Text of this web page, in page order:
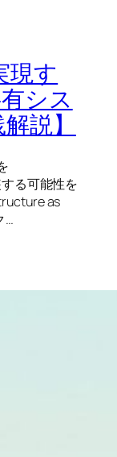
現す
シス
説】
る可能性を
as
…